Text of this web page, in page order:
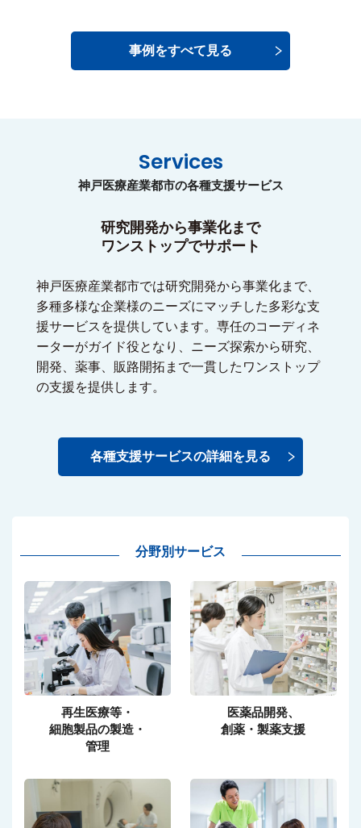
事例をすべて見る
Services
神戸医療産業都市の各種支援サービス
研究開発から事業化まで
ワンストップでサポート
神戸医療産業都市では研究開発から事業化まで、
多種多様な企業様のニーズにマッチした多彩な支
援サービスを提供しています。専任のコーディネ
ーターがガイド役となり、ニーズ探索から研究、
開発、薬事、販路開拓まで一貫したワンストップ
の支援を提供します。
各種支援サービスの詳細を見る
分野別サービス
再生医療等・
細胞製品の製造・
管理
医薬品開発、
創薬・製薬支援